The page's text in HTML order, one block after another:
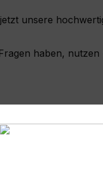
unsere
haben, nutzen